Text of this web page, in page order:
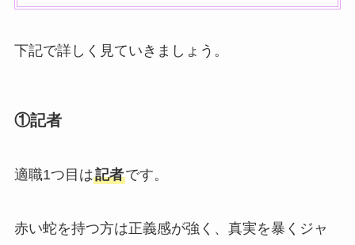
下記で詳しく見ていきましょう。
①記者
適職1つ目は記者です。
赤い蛇を持つ方は正義感が強く、真実を暴くジャ